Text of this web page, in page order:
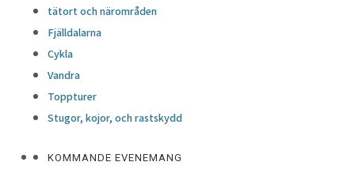
tätort och närområden
Fjälldalarna
Cykla
Vandra
Toppturer
Stugor, kojor, och rastskydd
KOMMANDE EVENEMANG